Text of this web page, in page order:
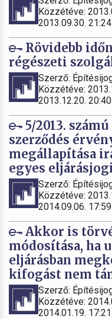
Közzétéve:
2013.09.30. 21:24
Rövidebb
régészeti
Szerző:
Közzétéve:
2013.12.20. 20:40
5/2013.
szerződés
megállapítása
egyes
Szerző:
Közzétéve:
2014.09.06. 17:59
Akkor is
módosítása, ha
eljárásban
kifogást nem
Szerző:
Közzétéve:
2014.01.19. 17:21